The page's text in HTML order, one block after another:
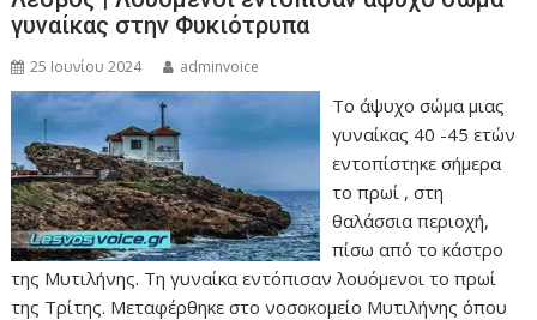
γυναίκας στην Φυκιότρυπα
25 Ιουνίου 2024 adminvoice
Το άψυχο σώμα μιας
γυναίκας 40 -45 ετών
εντοπίστηκε σήμερα
το πρωί , στη
θαλάσσια περιοχή,
πίσω από το κάστρο
της Μυτιλήνης. Τη γυναίκα εντόπισαν λουόμενοι το πρωί
της Τρίτης. Μεταφέρθηκε στο νοσοκομείο Μυτιλήνης όπου